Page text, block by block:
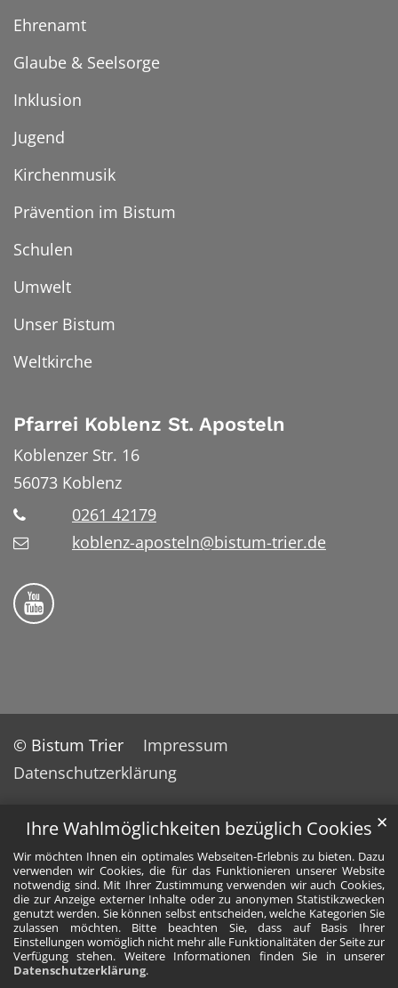
Ihre Wahlmöglichkeiten bezüglich Cookies
Wir möchten Ihnen ein optimales Webseiten-Erlebnis zu bieten. Dazu
verwenden wir Cookies, die für das Funktionieren unserer Website
notwendig sind. Mit Ihrer Zustimmung verwenden wir auch Cookies,
die zur Anzeige externer Inhalte oder zu anonymen Statistikzwecken
genutzt werden. Sie können selbst entscheiden, welche Kategorien Sie
zulassen möchten. Bitte beachten Sie, dass auf Basis Ihrer
Einstellungen womöglich nicht mehr alle Funktionalitäten der Seite zur
Verfügung stehen. Weitere Informationen finden Sie in unserer
Datenschutzerklärung.
✕
Ehrenamt
Glaube & Seelsorge
Inklusion
Jugend
Kirchenmusik
Prävention im Bistum
Schulen
Umwelt
Unser Bistum
Weltkirche
Pfarrei Koblenz St. Aposteln
Koblenzer Str. 16
56073 Koblenz
0261 42179
koblenz-aposteln@bistum-trier.de
Bistum Trier auf YouTube
© Bistum Trier
Impressum
Datenschutzerklärung